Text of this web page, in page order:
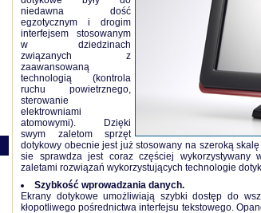
niedawna dość
egzotycznym i drogim
interfejsem stosowanym
w dziedzinach
związanych z
zaawansowaną
technologią (kontrola
ruchu powietrznego,
sterowanie
elektrowniami
atomowymi). Dzięki
swym zaletom sprzęt
dotykowy obecnie jest już stosowany na szeroką
sie sprawdza jest coraz częściej wykorzystywany
zaletami rozwiązań wykorzystujących technologie
Szybkość wprowadzania danych.
Ekrany dotykoweumożliwiają szybki dostęp do
kłopotliwego pośrednictwa interfejsu tekstowego.